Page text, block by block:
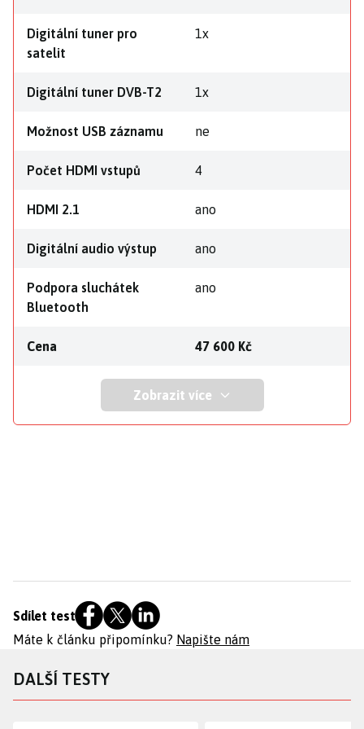
Digitální tuner pro
satelit
1x
Digitální tuner DVB-T2 1x
Možnost USB záznamu ne
Počet HDMI vstupů 4
HDMI 2.1 ano
Digitální audio výstup ano
Podpora sluchátek
Bluetooth
ano
Cena 47 600 Kč
Zobrazit více
Sdílet test
Máte k článku připomínku? Napište nám
DALŠÍ TESTY